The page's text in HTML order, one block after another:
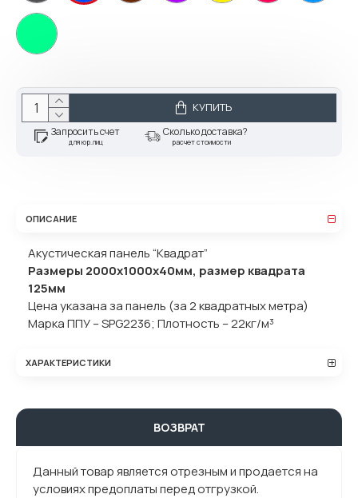
КУПИТЬ
Запросить счет
для юр.лиц
Сколько доставка?
расчет стоимости
ОПИСАНИЕ
Акустическая панель “Квадрат”
Размеры 2000х1000х40мм, размер квадрата
125мм
Цена указана за панель (за 2 квадратных метра)
Марка ППУ – SPG2236; Плотность – 22кг/м³
ХАРАКТЕРИСТИКИ
ВОЗВРАТ
Данный товар является отрезным и продается на
условиях предоплаты перед отгрузкой.